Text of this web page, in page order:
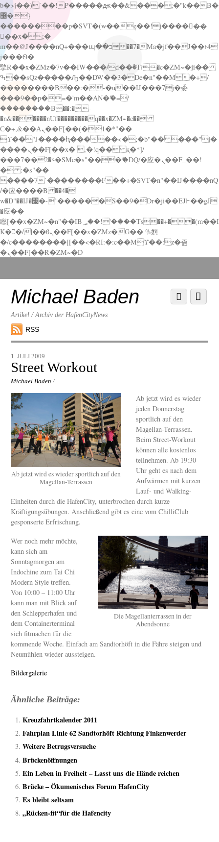
b�>j��)΄��!P�����ԫ��&���;�"k��B�
޶�}
��������p�SVT�(w��ę��!j������
��x�;�-
m��@J����nQ+���պ��כ��7�Ma�jf��J��ͱ4
j���Ѳ�
撆R��x�ZMz�7v��IW���/d��ٞ�Тז�c�ZM~�ji��
ߒ��sQz�����Ԡ��DW��3�De�n"��M�+/
��������B��:�-�u��IJ���7j�委
���9��p�=�'m��AN�ޭ�=/
��������B��:�-
�n&������nUf���������q��x�ZM~�c��
Ϲ�+,&��Ὰܢ��F[��(�1�*"��
ϒ��"J����ԧ�����<�;�b"�� ���"j�
����ܢ��F[��x� ,�!q�� қ�*]/
���؝�2��7�SMc�s"���ޭ�DQ/�应�ܢ��F_��!
� :�s"��
����7`��������F��+�SVT�n"��IJ����nQ
/�应����B ��4�
w�D"��IJ�׭�-`������S��9�Dr�ji��EJ߅��gJ
�应��
矁[��x�ZM~�n"��IB؃��!'����Тѕ��+��(m��I
K�ʭ�/|��ϐܢ��F[��x�ZMz�G�� %嬩
�/c��������[[��<�RI:�:c��MΎ��:z�졾
�ܢ��F[��R�ZM~�D
down
contentMichael Baden
Artikel / Archiv der HafenCityNews
RSS
Menu
Scroll
down
1. JULI 2009
Street Workout
Michael Baden /
Ab jetzt wird es wieder sportlich auf den
Magellan-Terrassen
Ab jetzt wird es wieder
jeden Donnerstag
sportlich auf den
Magellan-Terrassen.
Beim Street-Workout
können alle kostenlos
teilnehmen. Ab 19:30
Uhr geht es nach dem
Aufwärmen mit kurzen
Lauf- und Walking-
Einheiten durch die HafenCity, unterbrochen durch kurze
Kräftigungsübungen. Anschließend gibt es eine vom ChilliClub
gesponserte Erfrischung.
Die Magellanterrassen in der
Abendsonne
Wer noch mehr möchte,
kann sich am
Sonntagmorgen am
Indochine zum Tai Chi
Modern Style treffen.
Von 10:00 – 11:00 Uhr
kann man mit Blick auf
den Schlepperhafen und
dem Containerterminal
sich fitmachen für die
kommende Woche. Einfach am Sandtorhöft in die Fähre steigen und
Neumühlen wieder aussteigen.
Bildergalerie
Ähnliche Beiträge:
Kreuzfahrtkalender 2011
Fahrplan Linie 62 Sandtorhöft Richtung Finkenwerder
Weitere Betrugsversuche
Brückenöffnungen
Ein Leben in Freiheit – Lasst uns die Hände reichen
Brücke – Ökumenisches Forum HafenCity
Es bleibt seltsam
„Rücken-fit“für die Hafencity